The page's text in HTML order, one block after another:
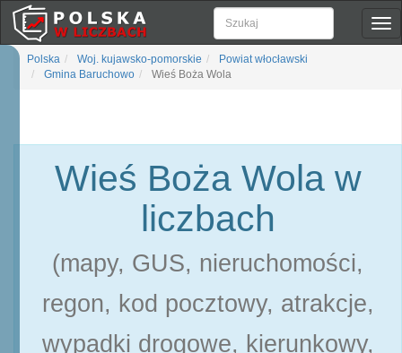
Polska Woj. kujawsko-pomorskie
Powiat włocławski
Gmina Baruchowo
Wieś Boża Wola
Wieś Boża Wola w
liczbach
(mapy, GUS, nieruchomości,
regon, kod pocztowy, atrakcje,
wypadki drogowe, kierunkowy,